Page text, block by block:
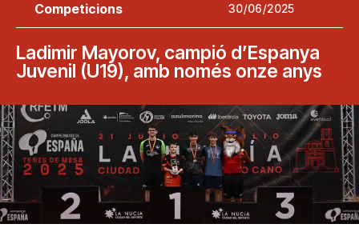
Competicions 30/06/2025
Ladimir Mayorov, campió d’Espanya
Juvenil (U19), amb només onze anys